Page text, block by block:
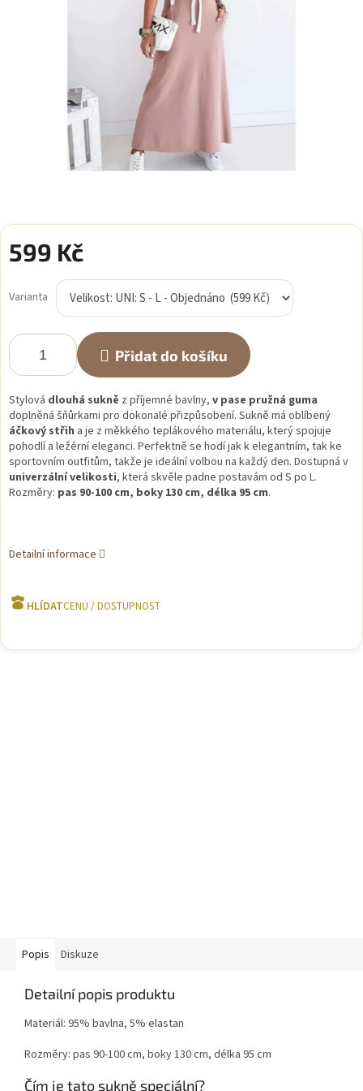
599 Kč
cena:
Varianta
Přidat do košíku
Stylová dlouhá sukně z příjemné bavlny, v pase pružná guma
doplněná šňůrkami pro dokonalé přizpůsobení. Sukně má oblíbený
áčkový střih a je z měkkého teplákového materiálu, který spojuje
pohodlí a ležérní eleganci. Perfektně se hodí jak k elegantním, tak ke
sportovním outfitům, takže je ideální volbou na každý den. Dostupná v
univerzální velikosti, která skvěle padne postavám od S po L.
Rozměry: pas 90-100 cm, boky 130 cm, délka 95 cm.
Detailní informace
HLÍDAT
Popis Diskuze
Detailní popis produktu
Materiál: 95% bavlna, 5% elastan
Rozměry: pas 90-100 cm, boky 130 cm, délka 95 cm
Čím je tato sukně speciální?